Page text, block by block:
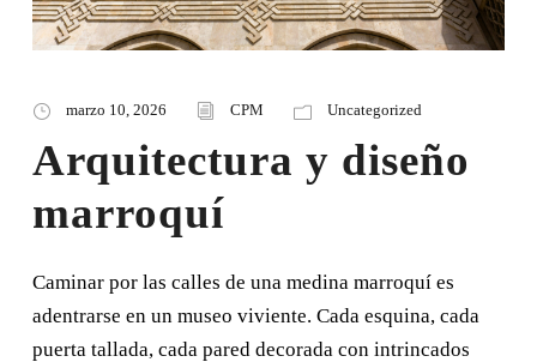
marzo 10, 2026 CPM Uncategorized
Arquitectura y diseño
marroquí
Caminar por las calles de una medina marroquí es
adentrarse en un museo viviente. Cada esquina, cada
puerta tallada, cada pared decorada con intrincados